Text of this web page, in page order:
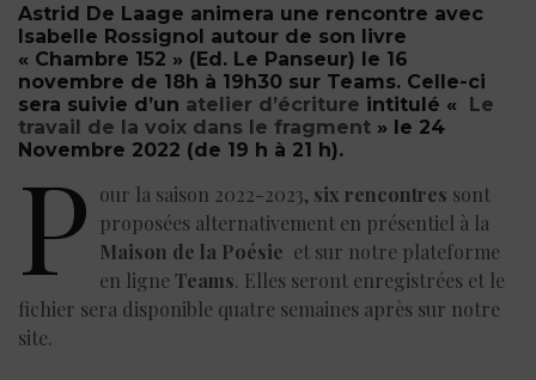
Astrid De Laage animera une rencontre avec
Isabelle Rossignol autour de son livre
« Chambre 152 » (Ed. Le Panseur) le 16
novembre de 18h à 19h30 sur Teams. Celle-ci
sera suivie d’un atelier d’écriture intitulé «
Le
travail de la voix dans le fragment » le 24
Novembre 2022 (de 19 h à 21 h).
P our la saison 2022-2023, six rencontres sont
proposées alternativement en présentiel à la
Maison de la Poésie et sur notre plateforme
en ligne Teams. Elles seront enregistrées et le
fichier sera disponible quatre semaines après sur notre
site.